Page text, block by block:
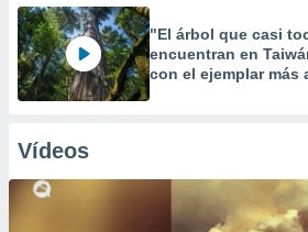
"El árbol que casi
encuentran en
con el ejemplar más
Vídeos